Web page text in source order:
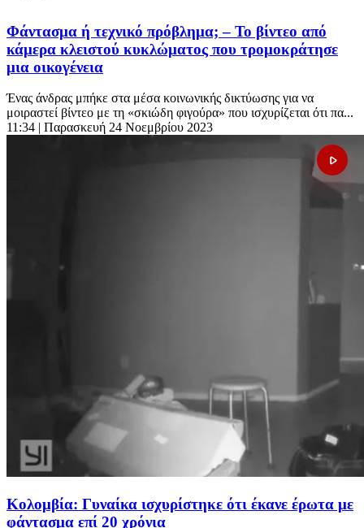
Φάντασμα ή τεχνικό πρόβλημα; – Το βίντεο από
κάμερα κλειστού κυκλώματος που τρομοκράτησε
μια οικογένεια
Ένας άνδρας μπήκε στα μέσα κοινωνικής δικτύωσης για να
μοιραστεί βίντεο με τη «σκιώδη φιγούρα» που ισχυρίζεται ότι πα...
11:34 | Παρασκευή 24 Νοεμβρίου 2023
Κολομβία: Γυναίκα ισχυρίστηκε ότι έκανε έρωτα με
φάντασμα επί 20 χρόνια